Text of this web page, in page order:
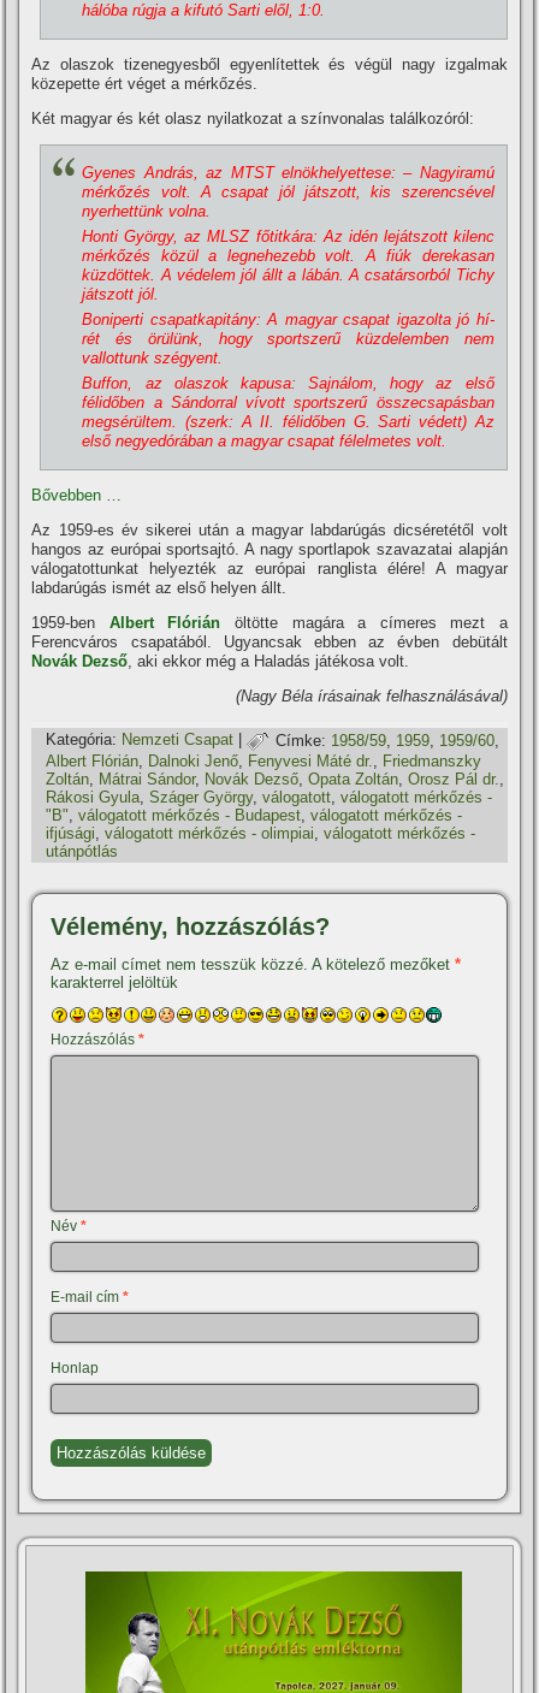
hálóba rúgja a kifutó Sarti elől, 1:0.
Az olaszok tizenegyesből egyenlí­tettek és végül nagy izgalmak
közepette ért véget a mérkőzés.
Két magyar és két olasz nyilatkozat a szí­nvonalas találkozóról:
Gyenes András, az MTST elnökhelyettese: – Nagyiramú
mérkőzés volt. A csapat jól játszott, kis szerencsével
nyerhettünk volna.
Honti György, az MLSZ főtitkára: Az idén lejátszott kilenc
mérkőzés közül a legnehezebb volt. A fiúk derekasan
küzdöttek. A védelem jól állt a lábán. A csatársorból Tichy
játszott jól.
Boniperti csapatkapitány: A magyar csapat igazolta jó hí­
rét és örülünk, hogy sportszerű küzdelemben nem
vallottunk szégyent.
Buffon, az olaszok kapusa: Sajnálom, hogy az első
félidőben a Sándorral ví­vott sportszerű összecsapásban
megsérültem. (szerk: A II. félidőben G. Sarti védett) Az
első negyedórában a magyar csapat félelmetes volt.
Bővebben …
Az 1959-es év sikerei után a magyar labdarúgás dicséretétől volt
hangos az európai sportsajtó. A nagy sportlapok szavazatai alapján
válogatottunkat helyezték az európai ranglista élére! A magyar
labdarúgás ismét az első helyen állt.
1959-ben Albert Flórián öltötte magára a cí­meres mezt a
Ferencváros csapatából. Ugyancsak ebben az évben debütált
Novák Dezső, aki ekkor még a Haladás játékosa volt.
(Nagy Béla í­rásainak felhasználásával)
Kategória: Nemzeti Csapat | Címke: 1958/59 1959 1959/60
Albert Flórián, Dalnoki Jenő, Fenyvesi Máté dr., Friedmanszky
Zoltán, Mátrai Sándor, Novák Dezső,Opata Zoltán,Orosz Pál dr.,
Rákosi Gyula,Száger György,válogatott,válogatott mérkőzés -
"B",válogatott mérkőzés - Budapest,válogatott mérkőzés -
ifjúsági,válogatott mérkőzés - olimpiai,válogatott mérkőzés -
utánpótlás
Vélemény, hozzászólás?
Az e-mail címet nem tesszük közzé. A kötelező mezőket*
karakterrel jelöltük
Hozzászólás*
Név*
E-mail cím*
Honlap